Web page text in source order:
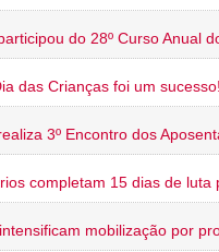
do 28º Curso Anual
das Crianças foi um sucesso!
3º Encontro dos
completam 15 dias de luta
mobilização por